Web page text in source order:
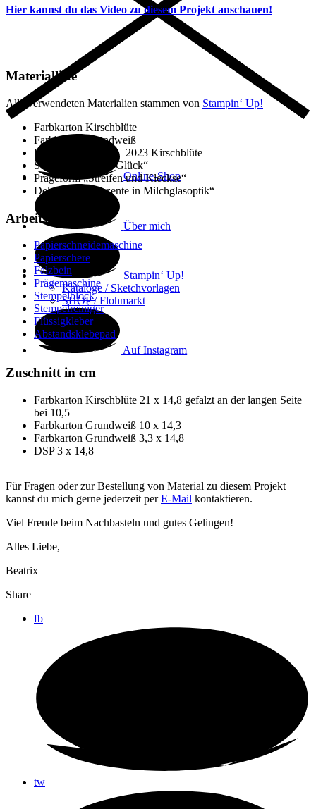
Online-Shop
Über mich
Stampin‘ Up!
Kataloge / Sketchvorlagen
SHOP / Flohmarkt
Auf Instagram
Hier kannst du das Video zu diesem Projekt anschauen!
Materialliste
Alle verwendeten Materialien stammen von Stampin‘ Up!
Farbkarton Kirschblüte
Farbkarton Grundweiß
DSP InColor2021 – 2023 Kirschblüte
Stempelset „Alles Glück“
Prägeform „Streifen und Kleckse“
Dekosteine „Akzente in Milchglasoptik“
Arbeitsmaterial
Papierschneidemaschine
Papierschere
Falzbein
Prägemaschine
Stempelblock
Stempelreiniger
Flüssigkleber
Abstandsklebepad
Zuschnitt in cm
Farbkarton Kirschblüte 21 x 14,8 gefalzt an der langen Seite
bei 10,5
Farbkarton Grundweiß 10 x 14,3
Farbkarton Grundweiß 3,3 x 14,8
DSP 3 x 14,8
Für Fragen oder zur Bestellung von Material zu diesem Projekt
kannst du mich gerne jederzeit perE-Mail kontaktieren.
Viel Freude beim Nachbasteln und gutes Gelingen!
Alles Liebe,
Beatrix
Share
fb
tw